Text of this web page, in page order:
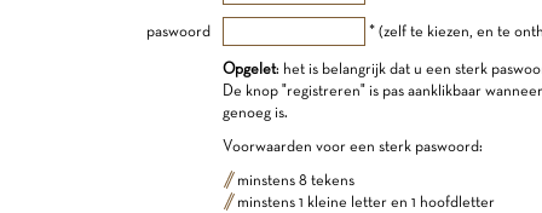
paswoord * (zelf te kiezen, en te
Opgelet: het is belangrijk dat u een sterk
De knop "registreren" is pas aanklikbaar
genoeg is.
Voorwaarden voor een sterk paswoord:
minstens 8 tekens
minstens 1 kleine letter en 1 hoofdletter